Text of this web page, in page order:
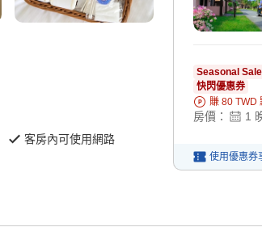
客房內可使用網路
Seasonal Sale
快閃優惠券
賺 80 TWD
房價： 1
使用優惠券